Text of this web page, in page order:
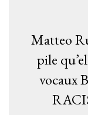
Matteo
pile
vocaux